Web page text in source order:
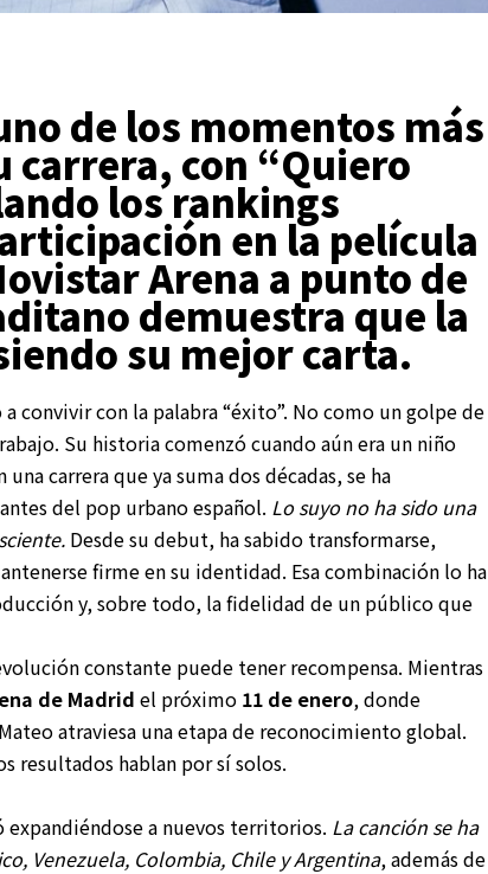
de los momentos más
carrera, con “Quiero
los rankings
en la película
Arena a punto de
demuestra que la
su mejor carta.
convivir con la palabra “éxito”. No como un golpe de
Su historia comenzó cuando aún era un niño
carrera que ya suma dos décadas, se ha
del pop urbano español. Lo suyo no ha sido una
Desde su debut, ha sabido transformarse,
firme en su identidad. Esa combinación lo ha
y, sobre todo, la fidelidad de un público que
constante puede tener recompensa. Mientras
de Madrid el próximo 11 de enero, donde
atraviesa una etapa de reconocimiento global.
resultados hablan por sí solos.
a nuevos territorios. La canción se ha
Venezuela, Colombia, Chile y Argentina, además de